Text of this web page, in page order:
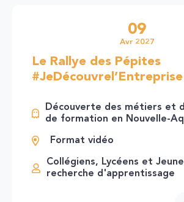
Le Rallye des Pépites
09
Avr 2027
Découverte des métiers et
de formation en Nouvelle-
Format vidéo
Collégiens, Lycéens et
recherche d'apprentissage